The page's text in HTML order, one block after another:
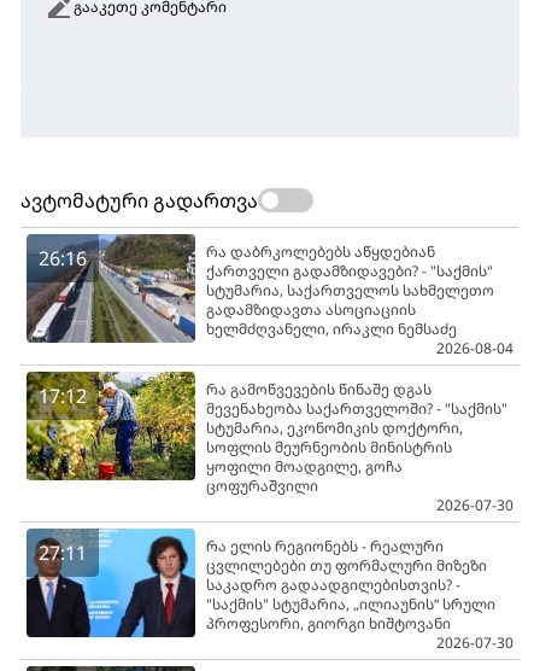
გააკეთე კომენტარი
ავტომატური გადართვა
26:16
რა დაბრკოლებებს აწყდებიან
ქართველი გადამზიდავები? - "საქმის"
სტუმარია, საქართველოს სახმელეთო
გადამზიდავთა ასოციაციის
ხელმძღვანელი, ირაკლი ნემსაძე
2026-08-04
17:12
რა გამოწვევების წინაშე დგას
მევენახეობა საქართველოში? - "საქმის"
სტუმარია, ეკონომიკის დოქტორი,
სოფლის მეურნეობის მინისტრის
ყოფილი მოადგილე, გოჩა
ცოფურაშვილი
2026-07-30
27:11
რა ელის რეგიონებს - რეალური
ცვლილებები თუ ფორმალური მიზეზი
საკადრო გადაადგილებისთვის? -
"საქმის" სტუმარია, „ილიაუნის“ სრული
პროფესორი, გიორგი ხიშტოვანი
2026-07-30